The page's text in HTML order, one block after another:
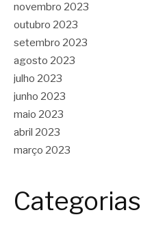
novembro 2023
outubro 2023
setembro 2023
agosto 2023
julho 2023
junho 2023
maio 2023
abril 2023
março 2023
Categorias